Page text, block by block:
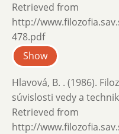
Retrieved from
http://
478.pdf
Show
Hlavová, B. . (1986).
súvislosti vedy a
Retrieved from
http://